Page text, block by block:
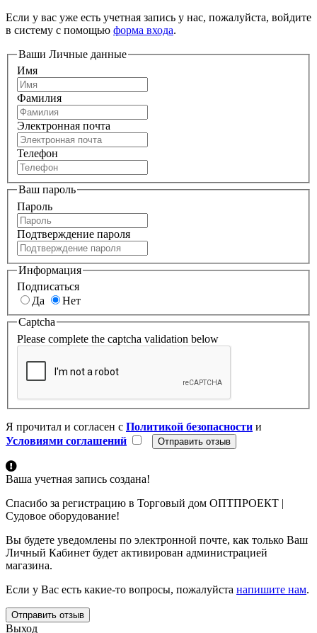
Если у вас уже есть учетная запись у нас, пожалуйста, войдите
в систему с помощью форма входа.
Ваши Личные данные
Имя
Фамилия
Электронная почта
Телефон
Ваш пароль
Пароль
Подтверждение пароля
Информация
Подписаться
Да
Нет
Captcha
Please complete the captcha validation below
Я прочитал и согласен с Политикой безопасности и
Условиями соглашений
Ваша учетная запись создана!
Спасибо за регистрацию в Торговый дом ОПТПРОЕКТ |
Судовое оборудование!
Вы будете уведомлены по электронной почте, как только Ваш
Личный Кабинет будет активирован администрацией
магазина.
Если у Вас есть какие-то вопросы, пожалуйста напишите нам.
Отправить отзыв
Выход